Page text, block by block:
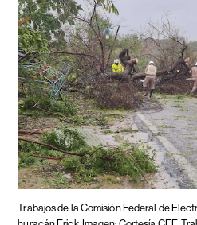
Trabajos de la Comisión Federal de